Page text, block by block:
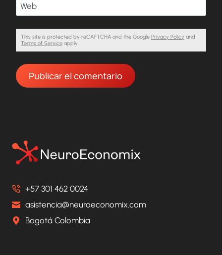
Web
This site is protected by reCAPTCHA and the Google Privacy Policy and
Terms of Service apply.
+57 301 462 0024
asistencia@neuroeconomix.com
Bogotá Colombia